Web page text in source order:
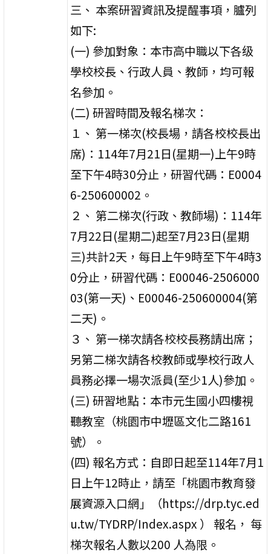
三、 本案研習資訊及提醒事項，臚列
如下:
(一) 參加對象：本市高中職以下各级
學校校長、行政人員、教師，均可報
名參加。
(二) 研習時間及報名梯次：
１、 第一梯次(校長場，請各校校長出
席)：114年7月21日(星期一)上午9時
至下午4時30分止，研習代碼：E0004
6-250600002。
２、 第二梯次(行政、教師場)：114年
7月22日(星期二)起至7月23日(星期
三)共計2天，每日上午9時至下午4時3
0分止，研習代碼：E00046-2506000
03(第一天)、E00046-250600004(第
二天)。
３、 第一梯次請各校校長務請出席；
另第二梯次請各校教師或學校行政人
員務必擇一場次派員(至少1人)參加。
(三) 研習地點：本市元生國小四樓視
聽教室（桃園市中壢區文化二路161
號）。
(四) 報名方式：自即日起至114年7月1
日上午12時止，請至「桃園市教育發
展資源入口網」（https://drp.tyc.ed
u.tw/TYDRP/Index.aspx ） 報名， 每
梯次報名人數以200 人為限。